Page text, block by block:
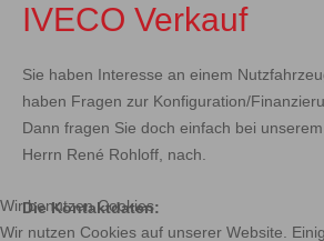
IVECO Verkauf
Sie haben Interesse an einem
haben Fragen zur Konfiguration/
Dann fragen Sie doch einfach bei
Herrn René Rohloff, nach.
Die Kontaktdaten:
Wir benutzen Cookies
Wir nutzen Cookies auf unserer Website.